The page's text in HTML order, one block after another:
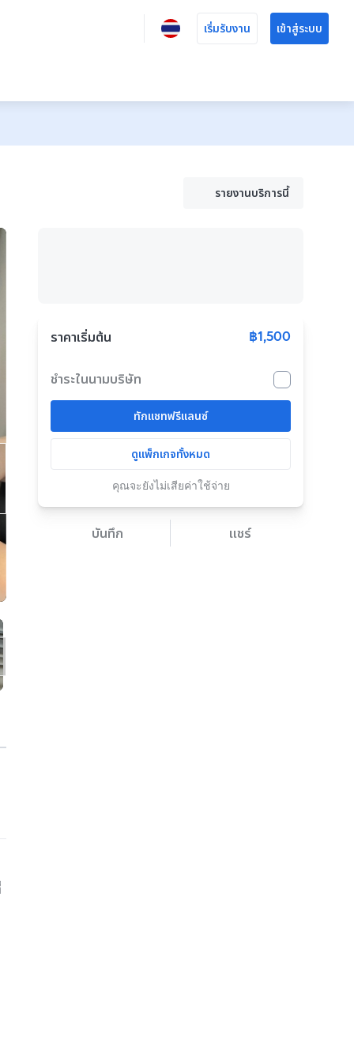
เริ่มรับงาน เข้าสู่ระบบ
รายงานบริการนี้
ราคาเริ่มต้น ฿1,500
ชำระในนามบริษัท
ทักแชทฟรีแลนซ์
ดูแพ็กเกจทั้งหมด
คุณจะยังไม่เสียค่าใช้จ่าย
บันทึก แชร์